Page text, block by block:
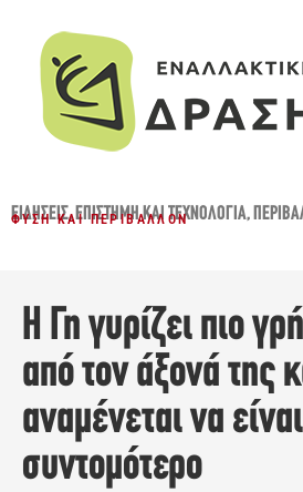
ΕΙΔΉΣΕΙΣ,ΕΠΙΣΤΉΜΗ ΚΑΙ ΤΕΧΝΟΛΟΓΊΑ,
ΦΎΣΗ ΚΑΙ ΠΕΡΙΒΆΛΛΟΝ
Η Γη γυρίζει πιο
από τον άξονά της
αναμένεται να είναι
συντομότερο